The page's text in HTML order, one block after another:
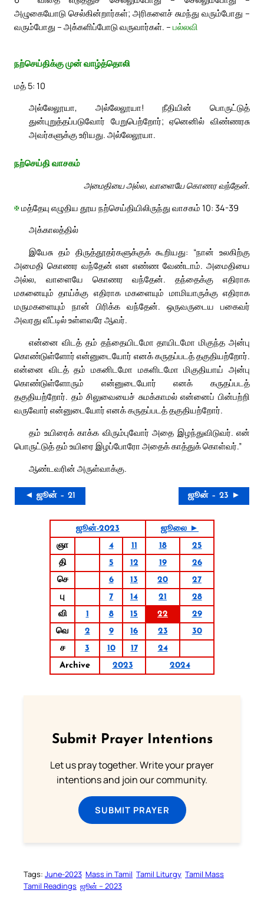
அழுகையோடு செல்கின்றார்கள்; அரிகளைச் சுமந்து வரும்போது –
வரும்போது – அக்களிப்போடு வருவார்கள். – பல்லவி
நற்செய்திக்கு முன் வாழ்த்தொலி
மத் 5: 10
அல்லேலூயா, அல்லேலூயா! நீதியின் பொருட்டுத்
துன்புறுத்தப்படுவோர் பேறுபெற்றோர்; ஏனெனில் விண்ணரசு
அவர்களுக்கு உரியது. அல்லேலூயா.
நற்செய்தி வாசகம்
அமைதியை அல்ல, வாளையே கொணர வந்தேன்.
✠மத்தேயு எழுதிய தூய நற்செய்தியிலிருந்து வாசகம் 10: 34-39
அக்காலத்தில்
இயேசு தம் திருத்தூதர்களுக்குக் கூறியது: “நான் உலகிற்கு
அமைதி கொணர வந்தேன் என எண்ண வேண்டாம். அமைதியை
அல்ல, வாளையே கொணர வந்தேன். தந்தைக்கு எதிராக
மகனையும் தாய்க்கு எதிராக மகளையும் மாமியாருக்கு எதிராக
மருமகளையும் நான் பிரிக்க வந்தேன். ஒருவருடைய பகைவர்
அவரது வீட்டில் உள்ளவரே ஆவர்.
என்னை விடத் தம் தந்தையிடமோ தாயிடமோ மிகுந்த அன்பு
கொண்டுள்ளோர் என்னுடையோர் எனக் கருதப்படத் தகுதியற்றோர்.
என்னை விடத் தம் மகனிடமோ மகளிடமோ மிகுதியாய் அன்பு
கொண்டுள்ளோரும் என்னுடையோர் எனக் கருதப்படத்
தகுதியற்றோர். தம் சிலுவையைச் சுமக்காமல் என்னைப் பின்பற்றி
வருவோர் என்னுடையோர் எனக் கருதப்படத் தகுதியற்றோர்.
தம் உயிரைக் காக்க விரும்புவோர் அதை இழந்துவிடுவர். என்
பொருட்டுத் தம் உயிரை இழப்போரோ அதைக் காத்துக் கொள்வர்.”
ஆண்டவரின் அருள்வாக்கு.
◄ ஜூன் – 21 ஜூன் – 23 ►
ஜூன்-2023
ஜூலை ►
ஞா
4 11 18
25
தி
5 12 19
26
செ
6 13 20
27
பு
7 14 21
28
வி
1 8 15 22
29
வெ
2 9 16 23
30
ச
3 10 17
24
Archive
2023 2024
Submit Prayer Intentions
Let us pray together. Write your prayer
intentions and join our community.
SUBMIT PRAYER
Tags: June-2023 Mass in Tamil Tamil Liturgy Tamil Mass
Tamil Readings ஜூன் – 2023